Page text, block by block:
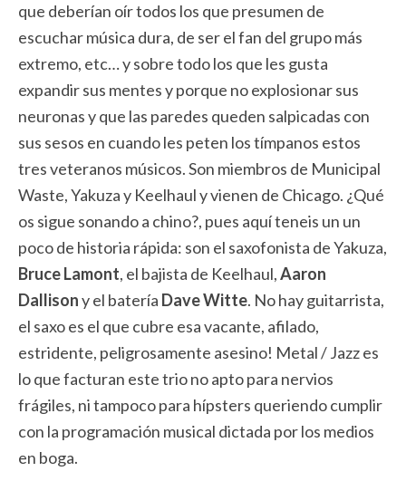
que deberían oír todos los que presumen de
escuchar música dura, de ser el fan del grupo más
extremo, etc… y sobre todo los que les gusta
expandir sus mentes y porque no explosionar sus
neuronas y que las paredes queden salpicadas con
sus sesos en cuando les peten los tímpanos estos
tres veteranos músicos. Son miembros de Municipal
Waste, Yakuza y Keelhaul y vienen de Chicago. ¿Qué
os sigue sonando a chino?, pues aquí teneis un un
poco de historia rápida: son el saxofonista de Yakuza,
Bruce Lamont, el bajista de Keelhaul,Aaron
Dallisony el batería Dave Witte. No hay guitarrista,
el saxo es el que cubre esa vacante, afilado,
estridente, peligrosamente asesino! Metal / Jazz es
lo que facturan este trio no apto para nervios
frágiles, ni tampoco para hípsters queriendo cumplir
con la programación musical dictada por los medios
en boga.